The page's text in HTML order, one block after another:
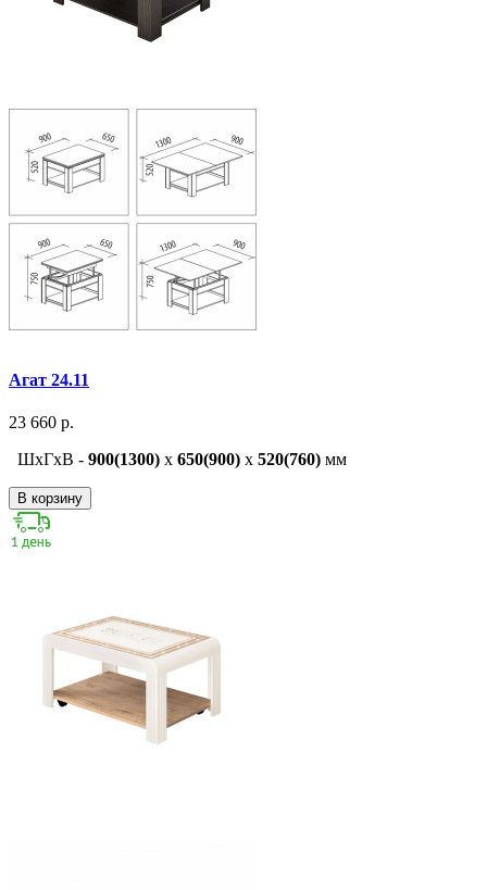
Агат 24.11
23 660 р.
ШxГxВ - 900(1300) x 650(900) x 520(760) мм
В корзину